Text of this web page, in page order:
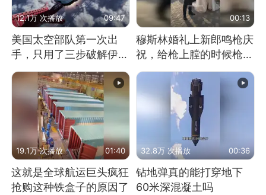
12.1万 次播放 09:47
美国太空部队第一次出
手，只用了三步破解伊朗
防空
00:13
穆斯林婚礼上新郎鸣枪庆
祝，给枪上膛的时候枪口
竟然对着孩子
19.1万 次播放 01:40
这就是全球航运巨头疯狂
抢购这种铁盒子的原因了
32.8万 次播放 00:36
钻地弹真的能打穿地下
60米深混凝土吗